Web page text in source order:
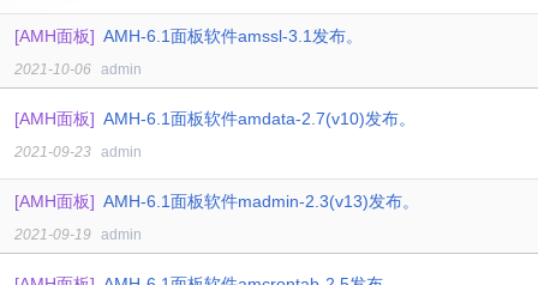
[AMH面板] AMH-6.1面板软件amssl-3.1发布。
2021-10-06 admin
[AMH面板] AMH-6.1面板软件amdata-2.7(v10)发布。
2021-09-23 admin
[AMH面板] AMH-6.1面板软件madmin-2.3(v13)发布。
2021-09-19 admin